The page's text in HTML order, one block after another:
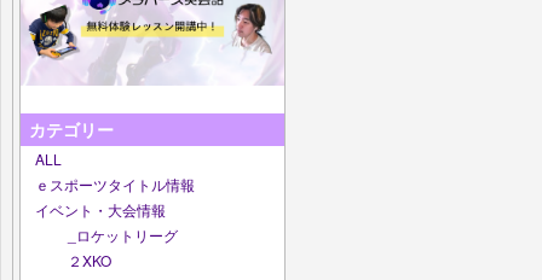
カテゴリー
ALL
ｅスポーツタイトル情報
イベント・大会情報
_ロケットリーグ
２XKO